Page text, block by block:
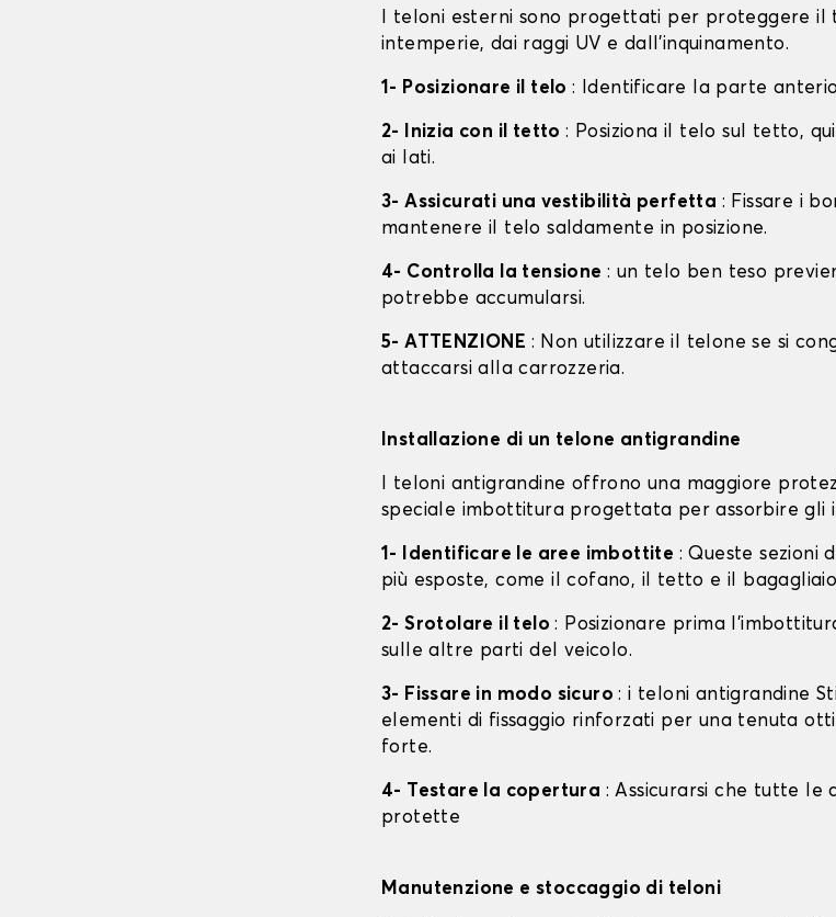
I teloni esterni sono progettati per proteggere il
intemperie, dai raggi UV e dall'inquinamento.
1- Posizionare il telo: Identificare la parte
2- Inizia con il tetto: Posiziona il telo sul tetto,
ai lati.
3- Assicurati una vestibilità perfetta : Fissare i
mantenere il telo saldamente in posizione.
4- Controlla la tensione : un telo ben teso
potrebbe accumularsi.
5- ATTENZIONE : Non utilizzare il telone se si
attaccarsi alla carrozzeria.
Installazione di un telone antigrandine
I teloni antigrandine offrono una maggiore
speciale imbottitura progettata per assorbire gli
1- Identificare le aree imbottite : Queste sezioni
più esposte, come il cofano, il tetto e il
2- Srotolare il telo: Posizionare prima
sulle altre parti del veicolo.
3- Fissare in modo sicuro: i teloni antigrandine
elementi di fissaggio rinforzati per una tenuta
forte.
4- Testare la copertura : Assicurarsi che tutte le
protette
Manutenzione e stoccaggio di teloni